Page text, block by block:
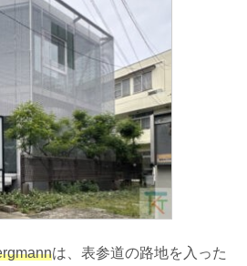
は、表参道の路地を入った